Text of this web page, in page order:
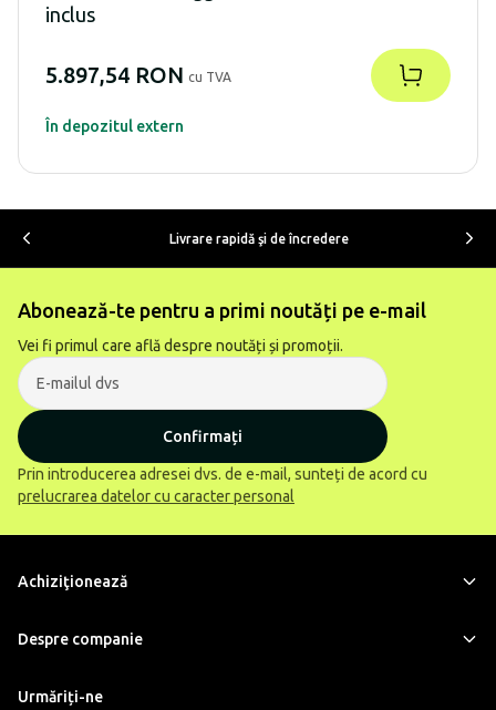
inclus
5.897,54 RON cu TVA
În depozitul extern
Livrare rapidă şi de încredere
Abonează-te pentru a primi noutăți pe e-mail
Vei fi primul care află despre noutăți și promoții.
Confirmați
Prin introducerea adresei dvs. de e-mail, sunteți de acord cu
prelucrarea datelor cu caracter personal
Achiziţionează
Despre companie
Urmăriți-ne